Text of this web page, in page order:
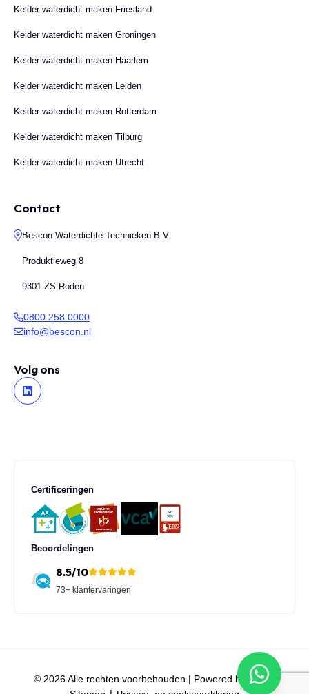
Kelder waterdicht maken Friesland
Kelder waterdicht maken Groningen
Kelder waterdicht maken Haarlem
Kelder waterdicht maken Leiden
Kelder waterdicht maken Rotterdam
Kelder waterdicht maken Tilburg
Kelder waterdicht maken Utrecht
Contact
Bescon Waterdichte Technieken B.V.
Produktieweg 8
9301 ZS Roden
0800 258 0000
info@bescon.nl
Volg ons
Certificeringen
Beoordelingen
8.5/10
73+ klantervaringen
© 2026 Alle rechten voorbehouden | Powered by iClicks